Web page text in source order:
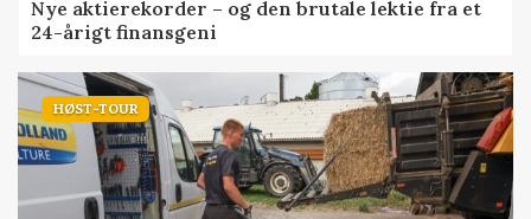
Nye aktierekorder – og den brutale lektie fra et
24-årigt finansgeni
HØST-TOUR